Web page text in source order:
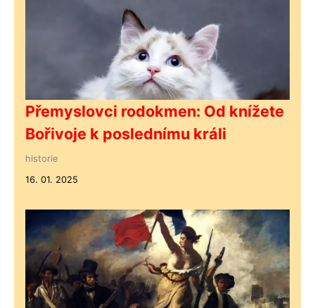
Přemyslovci rodokmen: Od knížete
Bořivoje k poslednímu králi
historie
16. 01. 2025